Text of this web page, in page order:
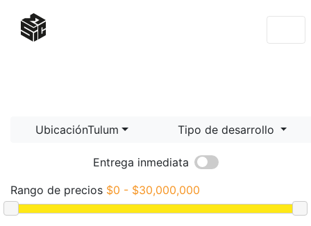
UbicaciónTulum Tipo de desarrollo
Entrega inmediata
Rango de precios $0 - $30,000,000